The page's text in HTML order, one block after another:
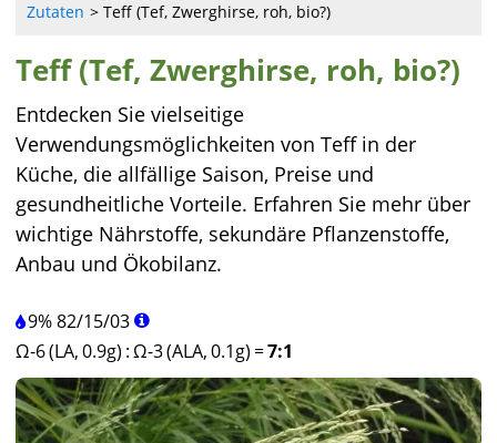
Zutaten Teff (Tef, Zwerghirse, roh, bio?)
Teff (Tef, Zwerghirse, roh, bio?)
Entdecken Sie vielseitige
Verwendungsmöglichkeiten von Teff in der
Küche, die allfällige Saison, Preise und
gesundheitliche Vorteile. Erfahren Sie mehr über
wichtige Nährstoffe, sekundäre Pflanzenstoffe,
Anbau und Ökobilanz.
9%82/15/03
Ω-6 (LA, 0.9g) :Ω-3 (ALA, 0.1g) =7:1